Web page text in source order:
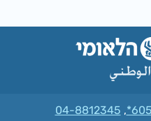
,
04-8812345